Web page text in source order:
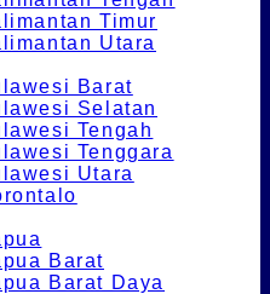
Timur
Utara
Barat
Selatan
Tengah
Tenggara
Utara
Barat
Barat Daya